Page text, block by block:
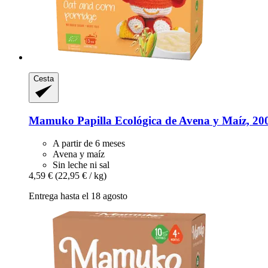
Cesta
Mamuko Papilla Ecológica de Avena y Maíz,
A partir de 6 meses
Avena y maíz
Sin leche ni sal
4,59 € (22,95 € / kg)
Entrega hasta el 18 agosto